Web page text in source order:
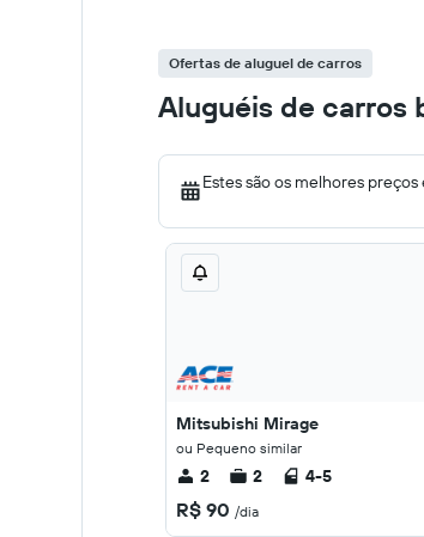
Ofertas de aluguel de carros
Aluguéis de carros
Estes são os melhores
Mitsubishi Mirage
ou Pequeno similar
2 2 4-5
R$ 90 /dia